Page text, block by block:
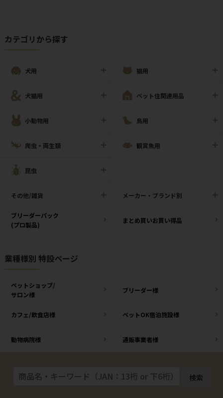
カテゴリから探す
犬用 猫用
犬猫用 ペット住関連用品
小動物用 鳥用
爬虫・両生類 観賞魚用
昆虫
その他/雑貨 メーカー・ブランド別
ブリーダーパック
(プロ製品)
まとめ買いお買い得品
業種様別 特設ページ
ペットショップ/
サロン様
ブリーダー様
カフェ/飲食店様 ペットOK宿泊施設様
動物病院様 通販事業者様
検索